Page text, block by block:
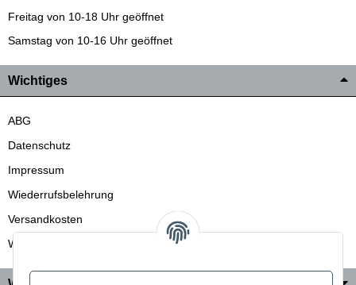
Freitag von 10-18 Uhr geöffnet
Samstag von 10-16 Uhr geöffnet
Wichtiges
ABG
Datenschutz
Impressum
Wiederrufsbelehrung
Versandkosten
Wir liefern auch in die Schweiz